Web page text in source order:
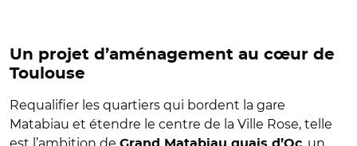
Un projet d’aménagement au cœur de
Toulouse
Requalifier les quartiers qui bordent la gare
Matabiau et étendre le centre de la Ville Rose, telle
est l’ambition de Grand Matabiau quais d’Oc , un